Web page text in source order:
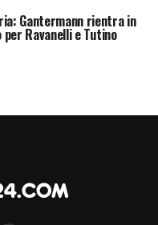
Gantermann rientra in
Ravanelli e Tutino